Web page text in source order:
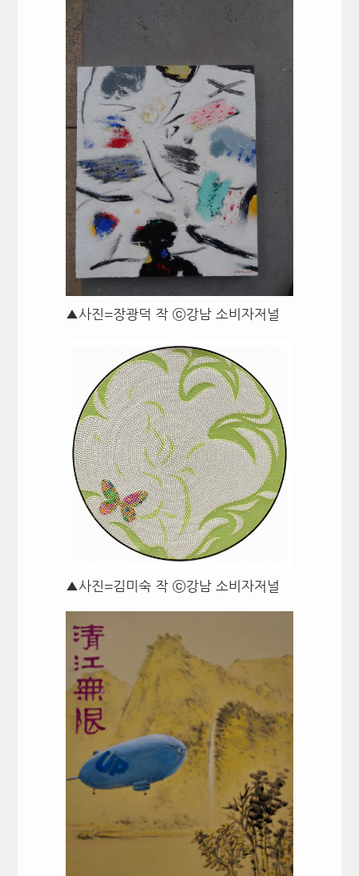
▲사진=장광덕 작 ⓒ강남 소비자저널
▲사진=김미숙 작 ⓒ강남 소비자저널